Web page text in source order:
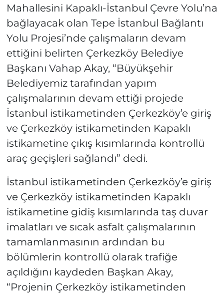
Mahallesini Kapaklı-İstanbul Çevre Yolu’na
bağlayacak olan Tepe İstanbul Bağlantı
Yolu Projesi’nde çalışmaların devam
ettiğini belirten Çerkezköy Belediye
Başkanı Vahap Akay, “Büyükşehir
Belediyemiz tarafından yapım
çalışmalarının devam ettiği projede
İstanbul istikametinden Çerkezköy’e giriş
ve Çerkezköy istikametinden Kapaklı
istikametine çıkış kısımlarında kontrollü
araç geçişleri sağlandı” dedi.
İstanbul istikametinden Çerkezköy’e giriş
ve Çerkezköy istikametinden Kapaklı
istikametine gidiş kısımlarında taş duvar
imalatları ve sıcak asfalt çalışmalarının
tamamlanmasının ardından bu
bölümlerin kontrollü olarak trafiğe
açıldığını kaydeden Başkan Akay,
“Projenin Çerkezköy istikametinden